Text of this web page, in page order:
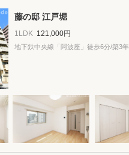
藤の邸 江戸堀
1LDK 121,000円
地下鉄中央線「阿波座」徒歩6分/築3年